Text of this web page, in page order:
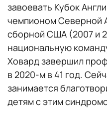
завоевать Кубок
чемпионом Северной
сборной США (2007 и
национальную
Ховард завершил
в 2020-м в 41 год.
занимается
детям с этим